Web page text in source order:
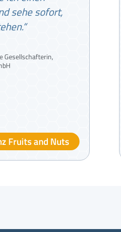
sehe sofort,
Gesellschafterin,
Fruits and Nuts